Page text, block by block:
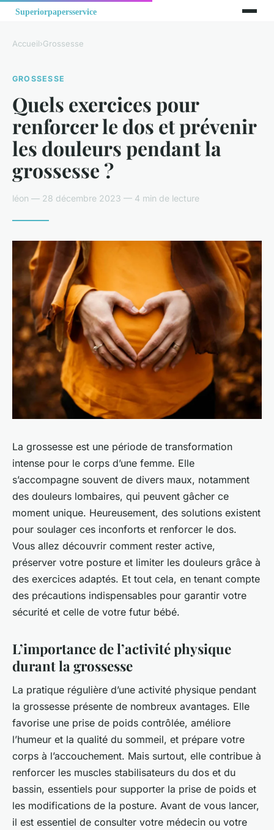
Accueil›Grossesse
GROSSESSE
Quels exercices pour
renforcer le dos et prévenir
les douleurs pendant la
grossesse ?
léon — 28 décembre 2023 — 4 min de lecture
La grossesse est une période de transformation
intense pour le corps d’une femme. Elle
s’accompagne souvent de divers maux, notamment
des douleurs lombaires, qui peuvent gâcher ce
moment unique. Heureusement, des solutions existent
pour soulager ces inconforts et renforcer le dos.
Vous allez découvrir comment rester active,
préserver votre posture et limiter les douleurs grâce à
des exercices adaptés. Et tout cela, en tenant compte
des précautions indispensables pour garantir votre
sécurité et celle de votre futur bébé.
L’importance de l’activité physique
durant la grossesse
La pratique régulière d’une activité physique pendant
la grossesse présente de nombreux avantages. Elle
favorise une prise de poids contrôlée, améliore
l’humeur et la qualité du sommeil, et prépare votre
corps à l’accouchement. Mais surtout, elle contribue à
renforcer les muscles stabilisateurs du dos et du
bassin, essentiels pour supporter la prise de poids et
les modifications de la posture. Avant de vous lancer,
il est essentiel de consulter votre médecin ou votre